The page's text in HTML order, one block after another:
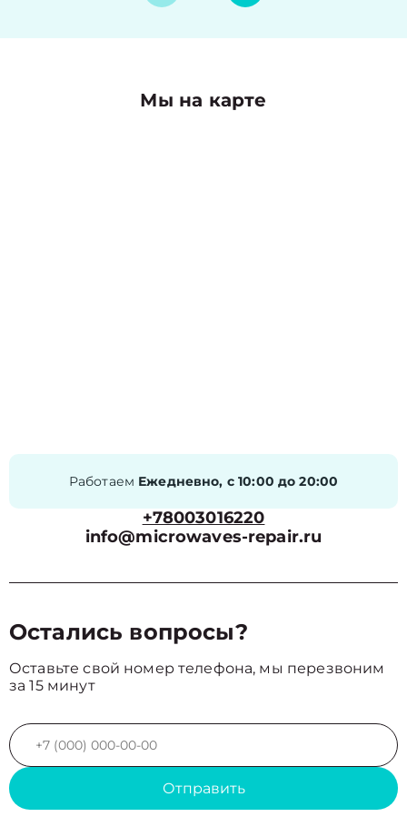
Мы на карте
Работаем Ежедневно, с 10:00 до 20:00
+78003016220
info@microwaves-repair.ru
Остались вопросы?
Оставьте свой номер телефона, мы перезвоним
за 15 минут
Отправить